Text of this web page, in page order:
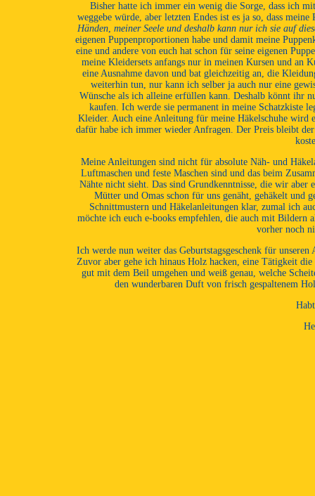
Bisher hatte ich immer ein wenig die Sorge, dass ich
weggebe würde, aber letzten Endes ist es ja so, dass
Händen, meiner Seele und deshalb kann nur ich sie auf
eigenen Puppenproportionen habe und damit meine
eine und andere von euch hat schon für seine eigenen
meine Kleidersets anfangs nur in meinen Kursen und an
eine Ausnahme davon und bat gleichzeitig an, die
weiterhin tun, nur kann ich selber ja auch nur eine
Wünsche als ich alleine erfüllen kann. Deshalb könnt ihr
kaufen. Ich werde sie permanent in meine Schatzkiste
Kleider. Auch eine Anleitung für meine Häkelschuhe wird
dafür habe ich immer wieder Anfragen. Der Preis bleibt
Meine Anleitungen sind nicht für absolute Näh- und
Luftmaschen und feste Maschen sind und das beim
Nähte nicht sieht. Das sind Grundkenntnisse, die wir aber
Mütter und Omas schon für uns genäht, gehäkelt und
Schnittmustern und Häkelanleitungen klar, zumal ich
möchte ich euch e-books empfehlen, die auch mit Bildern
vorher noch
Ich werde nun weiter das Geburtstagsgeschenk für
Zuvor aber gehe ich hinaus Holz hacken, eine Tätigkeit
gut mit dem Beil umgehen und weiß genau, welche
den wunderbaren Duft von frisch gespaltenem